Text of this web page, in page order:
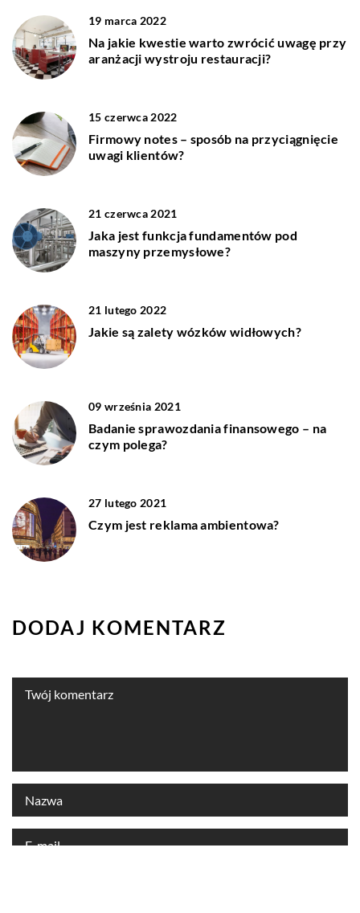
19 marca 2022
Na jakie kwestie warto zwrócić uwagę przy
aranżacji wystroju restauracji?
15 czerwca 2022
Firmowy notes – sposób na przyciągnięcie
uwagi klientów?
21 czerwca 2021
Jaka jest funkcja fundamentów pod
maszyny przemysłowe?
21 lutego 2022
Jakie są zalety wózków widłowych?
09 września 2021
Badanie sprawozdania finansowego – na
czym polega?
27 lutego 2021
Czym jest reklama ambientowa?
DODAJ KOMENTARZ